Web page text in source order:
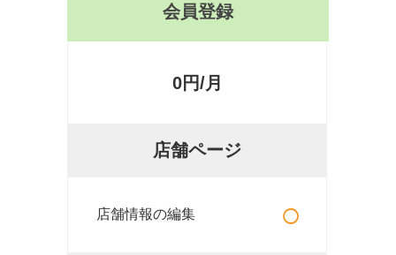
会員登録
0円/月
店舗ページ
店舗情報の編集 ○